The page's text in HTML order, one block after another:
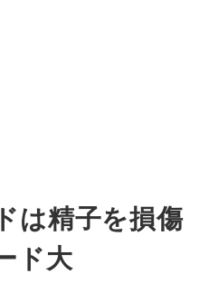
は精子を損傷
ド大